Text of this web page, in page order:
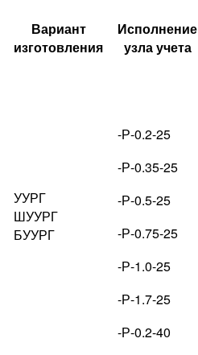
Вариант
изготовления
Исполнение
узла учета
УУРГ
ШУУРГ
БУУРГ
-Р-0.2-25
-Р-0.35-25
-Р-0.5-25
-Р-0.75-25
-Р-1.0-25
-Р-1.7-25
-Р-0.2-40